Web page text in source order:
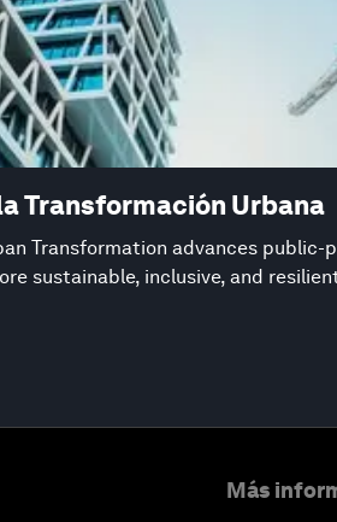
Transformación Urbana
Transformation advances public-
sustainable, inclusive, and
Más